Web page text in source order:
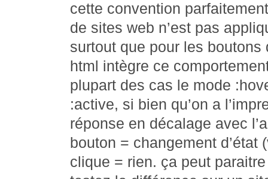
cette convention
de sites web n’est pas
surtout que pour les
html intègre ce
plupart des cas le mode
:active, si bien qu’on a
réponse en décalage avec
bouton = changement d’état
clique = rien. ça peut